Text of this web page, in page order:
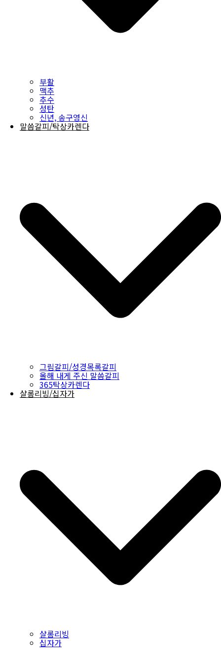
부활
맥추
추수
성탄
신년, 송구영신
말씀갈피/탁상카렌다
그림갈피/성경목록갈피
올해 내게 주신 말씀갈피
365탁상카렌다
샬롬리빙/십자가
샬롬리빙
십자가